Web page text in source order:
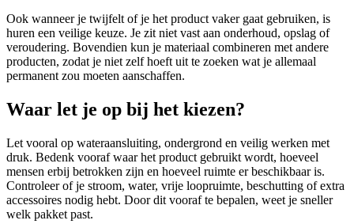
Ook wanneer je twijfelt of je het product vaker gaat gebruiken, is
huren een veilige keuze. Je zit niet vast aan onderhoud, opslag of
veroudering. Bovendien kun je materiaal combineren met andere
producten, zodat je niet zelf hoeft uit te zoeken wat je allemaal
permanent zou moeten aanschaffen.
Waar let je op bij het kiezen?
Let vooral op wateraansluiting, ondergrond en veilig werken met
druk. Bedenk vooraf waar het product gebruikt wordt, hoeveel
mensen erbij betrokken zijn en hoeveel ruimte er beschikbaar is.
Controleer of je stroom, water, vrije loopruimte, beschutting of extra
accessoires nodig hebt. Door dit vooraf te bepalen, weet je sneller
welk pakket past.